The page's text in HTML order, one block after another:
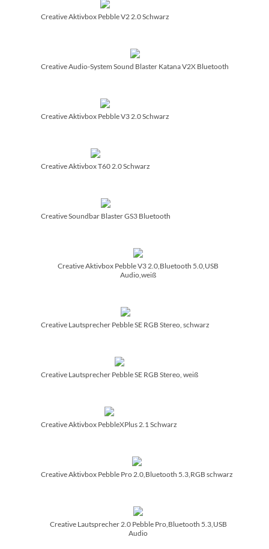
Creative Aktivbox Pebble V2 2.0 Schwarz
Creative Audio-System Sound Blaster Katana V2X Bluetooth
Creative Aktivbox Pebble V3 2.0 Schwarz
Creative Aktivbox T60 2.0 Schwarz
Creative Soundbar Blaster GS3 Bluetooth
Creative Aktivbox Pebble V3 2.0,Bluetooth 5.0,USB
Audio,weiß
Creative Lautsprecher Pebble SE RGB Stereo, schwarz
Creative Lautsprecher Pebble SE RGB Stereo, weiß
Creative Aktivbox PebbleXPlus 2.1 Schwarz
Creative Aktivbox Pebble Pro 2.0,Bluetooth 5.3,RGB schwarz
Creative Lautsprecher 2.0 Pebble Pro,Bluetooth 5.3,USB
Audio